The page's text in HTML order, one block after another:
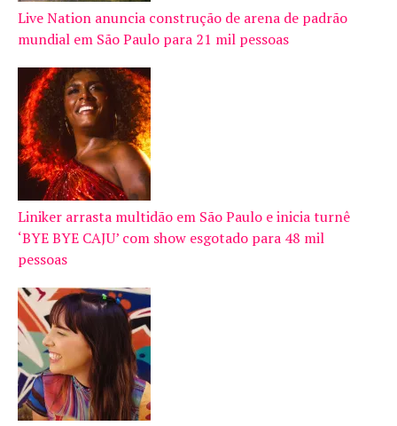
Live Nation anuncia construção de arena de padrão
mundial em São Paulo para 21 mil pessoas
Liniker arrasta multidão em São Paulo e inicia turnê
‘BYE BYE CAJU’ com show esgotado para 48 mil
pessoas